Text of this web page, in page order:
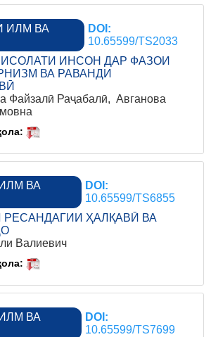
ИЛМ ВА
DOI:
10.65599/TS2033
ИНСОН ДАР ФАЗОИ
ВА РАВАНДИ
Файзалӣ Раҷабалӣ, Авганова
ВА
DOI:
10.65599/TS6855
ҲАЛҚАВӢ ВА
Валиевич
ВА
DOI:
10.65599/TS7699